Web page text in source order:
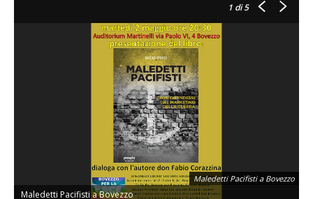
1 di 5
Maledetti Pacifisti a Bovezzo
Maledetti Pacifisti a Bovezzo